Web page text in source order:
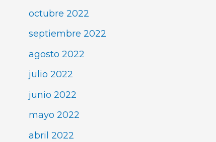
octubre 2022
septiembre 2022
agosto 2022
julio 2022
junio 2022
mayo 2022
abril 2022